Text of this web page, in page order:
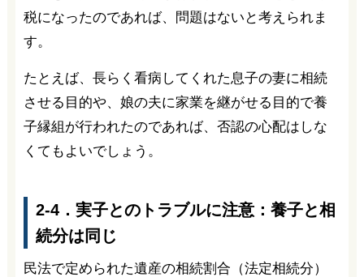
税になったのであれば、問題はないと考えられま
す。
たとえば、長らく看病してくれた息子の妻に相続
させる目的や、娘の夫に家業を継がせる目的で養
子縁組が行われたのであれば、否認の心配はしな
くてもよいでしょう。
2-4．実子とのトラブルに注意：養子と相
続分は同じ
民法で定められた遺産の相続割合（法定相続分）